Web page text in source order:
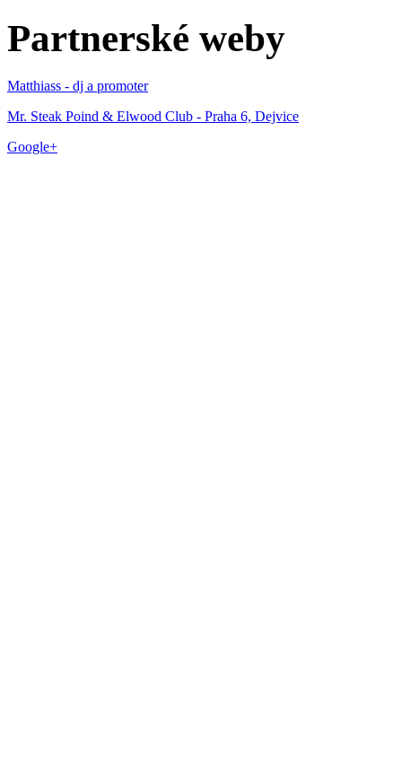
Partnerské weby
Matthiass - dj a promoter
Mr. Steak Poind & Elwood Club - Praha 6, Dejvice
Google+